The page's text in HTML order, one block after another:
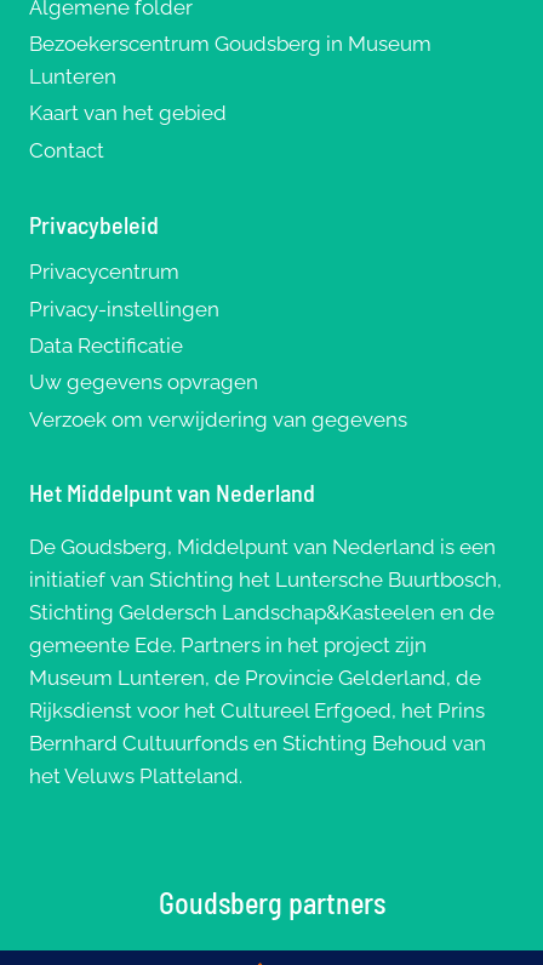
Algemene folder
Bezoekerscentrum Goudsberg in Museum
Lunteren
Kaart van het gebied
Contact
Privacybeleid
Privacycentrum
Privacy-instellingen
Data Rectificatie
Uw gegevens opvragen
Verzoek om verwijdering van gegevens
Het Middelpunt van Nederland
De Goudsberg, Middelpunt van Nederland is een
initiatief van Stichting het Luntersche Buurtbosch,
Stichting Geldersch Landschap&Kasteelen en de
gemeente Ede. Partners in het project zijn
Museum Lunteren, de Provincie Gelderland, de
Rijksdienst voor het Cultureel Erfgoed, het Prins
Bernhard Cultuurfonds en Stichting Behoud van
het Veluws Platteland.
Goudsberg partners